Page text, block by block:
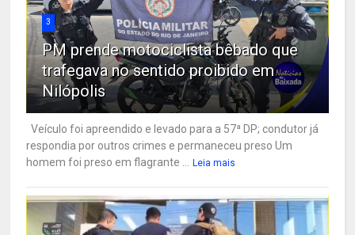
3
PM prende motociclista bêbado que
trafegava no sentido proibido em
Nilópolis
Veículo foi apreendido e levado para a 57ª DP; condutor já
respondia por outros crimes e permaneceu preso Um
homem foi preso em flagrante ... Leia mais